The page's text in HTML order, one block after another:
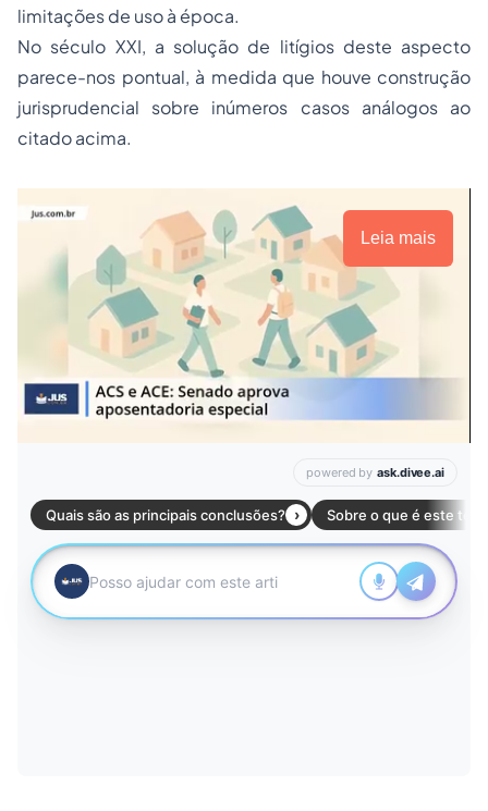
limitações de uso à época.
No século XXI, a solução de litígios deste aspecto
parece-nos pontual, à medida que houve construção
jurisprudencial sobre inúmeros casos análogos ao
citado acima.
Leia mais